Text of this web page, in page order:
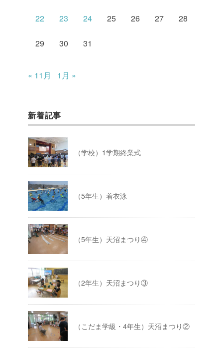
22 23 24 25 26 27 28
29 30 31
« 11月 1月 »
新着記事
（学校）1学期終業式
（5年生）着衣泳
（5年生）天沼まつり④
（2年生）天沼まつり③
（こだま学級・4年生）天沼まつり②